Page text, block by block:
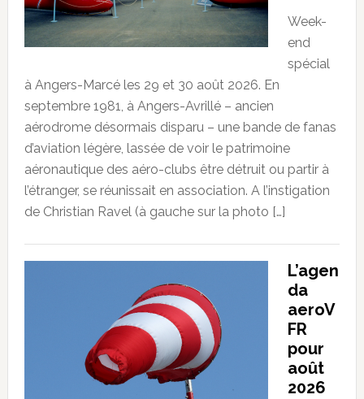
Week-
end
spécial
à Angers-Marcé les 29 et 30 août 2026. En
septembre 1981, à Angers-Avrillé – ancien
aérodrome désormais disparu – une bande de fanas
d’aviation légère, lassée de voir le patrimoine
aéronautique des aéro-clubs être détruit ou partir à
l’étranger, se réunissait en association. A l’instigation
de Christian Ravel (à gauche sur la photo […]
L’agen
da
aeroV
FR
pour
août
2026